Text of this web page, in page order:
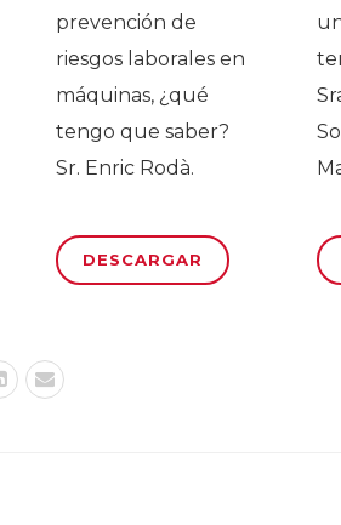
prevención de
riesgos laborales en
máquinas, ¿qué
tengo que saber?
Sr. Enric Rodà.
DESCARGAR